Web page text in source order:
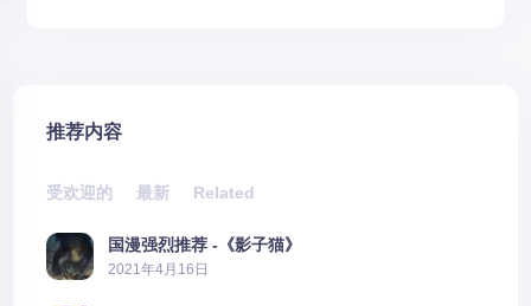
推荐内容
受欢迎的 最新 Related
国漫强烈推荐 -《影子猫》
2021年4月16日